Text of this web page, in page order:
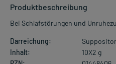
Produktbeschreibung
Bei Schlafstörungen und
Darreichung:
Inhalt:
10X2 g